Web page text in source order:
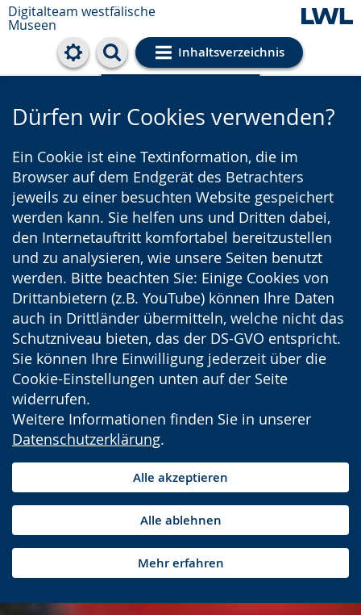
Digitalteam westfälische
Museen
Inhaltsverzeichnis
Cookie-Einstellungen
Dürfen wir Cookies verwenden?
Ein Cookie ist eine Textinformation, die im
Browser auf dem Endgerät des Betrachters
jeweils zu einer besuchten Website gespeichert
werden kann. Sie helfen uns und Dritten dabei,
den Internetauftritt komfortabel bereitzustellen
und zu analysieren, wie unsere Seiten benutzt
werden. Bitte beachten Sie: Einige Cookies von
Drittanbietern (z.B. YouTube) können Ihre Daten
auch in Drittländer übermitteln, welche nicht das
Schutzniveau bieten, das der DS-GVO entspricht.
Sie können Ihre Einwilligung jederzeit über die
Cookie-Einstellungen unten auf der Seite
widerrufen.
Weitere Informationen finden Sie in unserer
Datenschutzerklärung.
Alle akzeptieren
Alle ablehnen
Mehr erfahren